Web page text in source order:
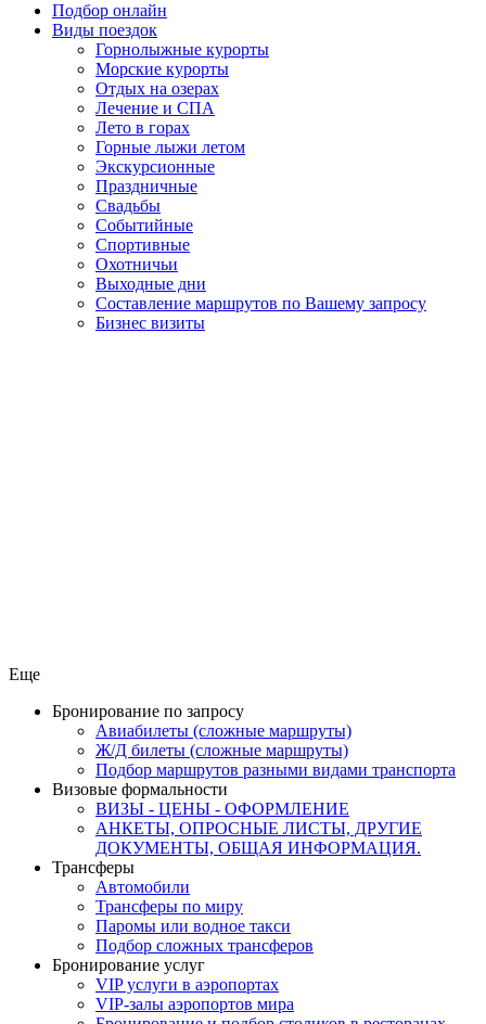
Подбор онлайн
Виды поездок
Горнолыжные курорты
Морские курорты
Отдых на озерах
Лечение и СПА
Лето в горах
Горные лыжи летом
Экскурсионные
Праздничные
Свадьбы
Событийные
Спортивные
Охотничьи
Выходные дни
Составление маршрутов по Вашему запросу
Бизнес визиты
Еще
Бронирование по запросу
Авиабилеты (сложные маршруты)
Ж/Д билеты (сложные маршруты)
Подбор маршрутов разными видами транспорта
Визовые формальности
ВИЗЫ - ЦЕНЫ - ОФОРМЛЕНИЕ
АНКЕТЫ, ОПРОСНЫЕ ЛИСТЫ, ДРУГИЕ
ДОКУМЕНТЫ, ОБЩАЯ ИНФОРМАЦИЯ.
Трансферы
Автомобили
Трансферы по миру
Паромы или водное такси
Подбор сложных трансферов
Бронирование услуг
VIP услуги в аэропортах
VIP-залы аэропортов мира